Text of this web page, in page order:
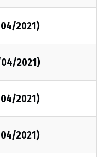
2021)
2021)
2021)
2021)